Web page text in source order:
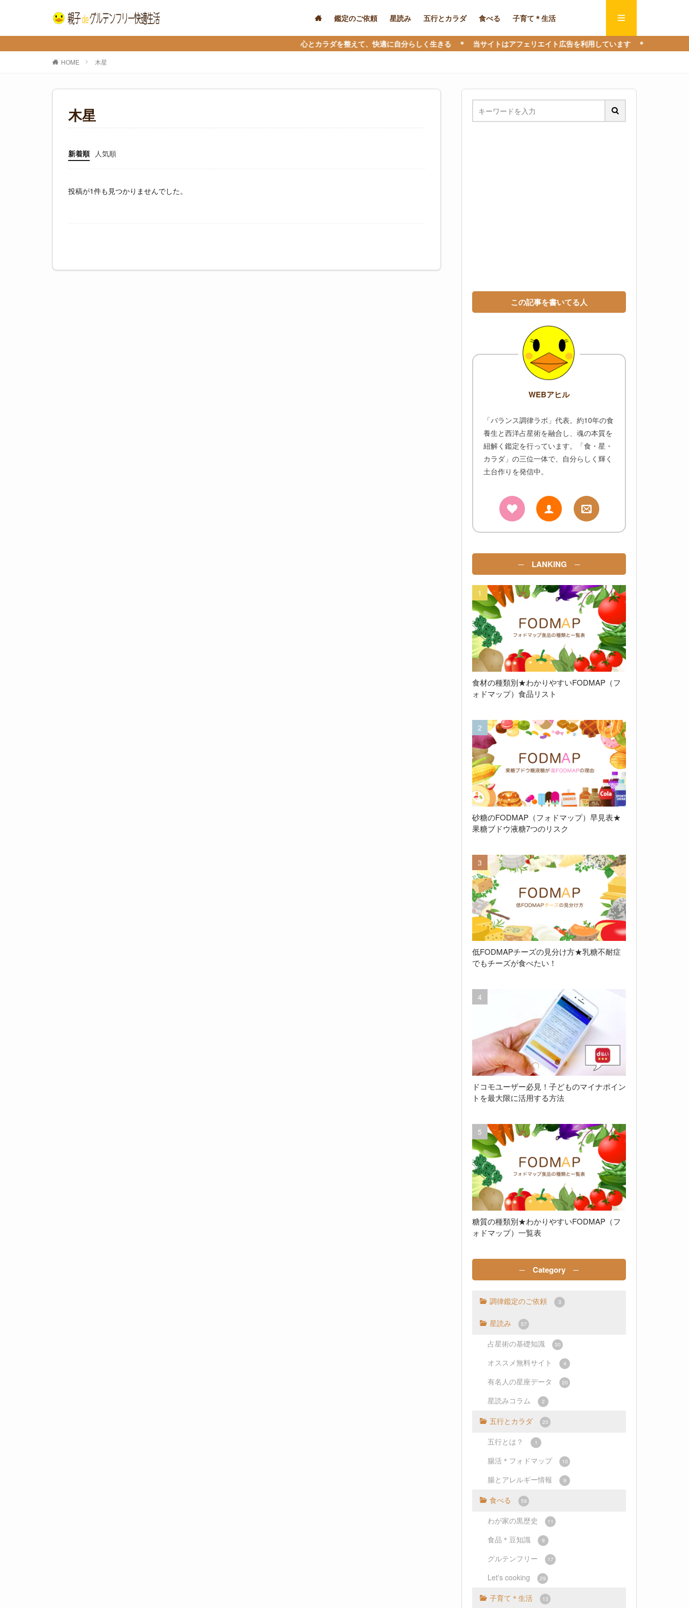
鑑定のご依頼 星読み 五行とカラダ 食べる 子育て＊生活
心とカラダを整えて、快適に自分らしく生きる ＊ 当サイトはアフェリエイト広告を利用しています ＊
HOME 木星
木星
新着順 人気順
投稿が1件も見つかりませんでした。
この記事を書いてる人
WEBアヒル
「バランス調律ラボ」代表。約10年の食
養生と西洋占星術を融合し、魂の本質を
紐解く鑑定を行っています。「食・星・
カラダ」の三位一体で、自分らしく輝く
土台作りを発信中。
─ LANKING ─
食材の種類別★わかりやすいFODMAP（フ
ォドマップ）食品リスト
砂糖のFODMAP（フォドマップ）早見表★
果糖ブドウ液糖7つのリスク
低FODMAPチーズの見分け方★乳糖不耐症
でもチーズが食べたい！
ドコモユーザー必見！子どものマイナポイン
トを最大限に活用する方法
糖質の種類別★わかりやすいFODMAP（フ
ォドマップ）一覧表
─ Category ─
調律鑑定のご依頼 3
星読み 57
占星術の基礎知識 30
オススメ無料サイト 4
有名人の星座データ 20
星読みコラム 2
五行とカラダ 20
五行とは？ 1
腸活＊フォドマップ 10
腸とアレルギー情報 9
食べる 59
わが家の黒歴史 11
食品＊豆知識 9
グルテンフリー 17
Let's cooking 29
子育て＊生活 13